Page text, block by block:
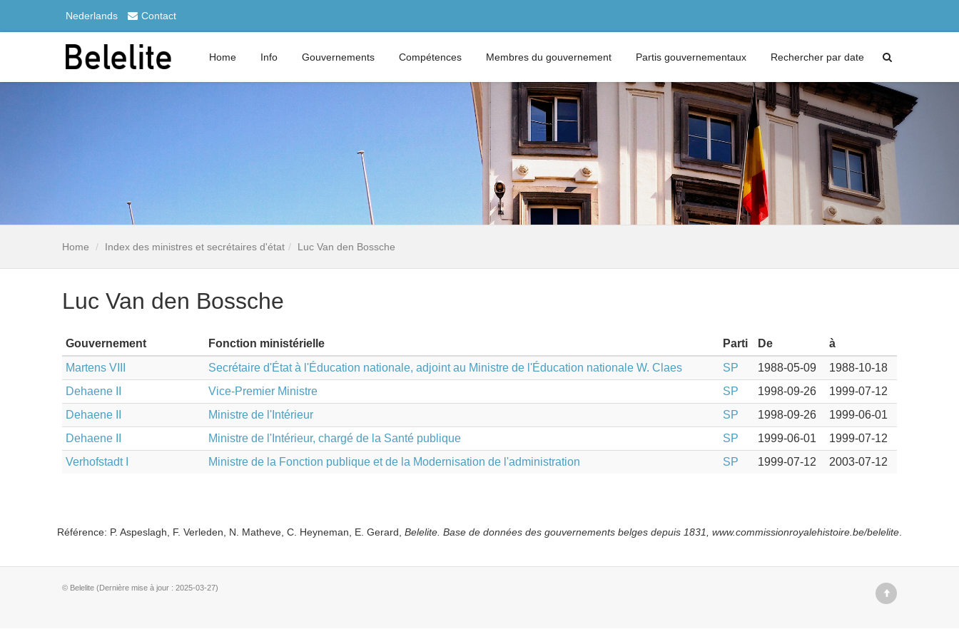
Nederlands Contact
Home Info Gouvernements Compétences Membres du gouvernement Partis gouvernementaux Rechercher par date
Home Index des ministres et secrétaires d'état Luc Van den Bossche
Luc Van den Bossche
Gouvernement Fonction ministérielle Parti De
à
Martens VIII
Secrétaire d'État à l'Éducation nationale, adjoint au Ministre de l'Éducation nationale W. Claes SP 1988-05-09
1988-10-18
Dehaene II
Vice-Premier Ministre SP 1998-09-26
1999-07-12
Dehaene II
Ministre de l'Intérieur SP 1998-09-26
1999-06-01
Dehaene II
Ministre de l'Intérieur, chargé de la Santé publique SP 1999-06-01
1999-07-12
Verhofstadt I
Ministre de la Fonction publique et de la Modernisation de l'administration SP 1999-07-12 2003-07-12
Référence: P. Aspeslagh, F. Verleden, N. Matheve, C. Heyneman, E. Gerard, Belelite. Base de données des gouvernements belges depuis 1831, www.commissionroyalehistoire.be/belelite
© Belelite (Dernière mise à jour : 2025-03-27)